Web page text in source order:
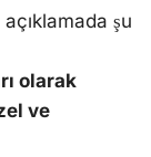
açıklamada şu
olarak
ve